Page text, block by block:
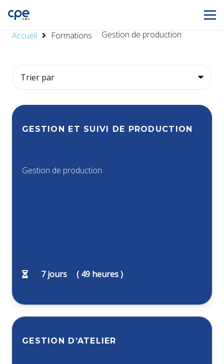
Accueil Formations Gestion de production
GESTION ET SUIVI DE PRODUCTION
Gestion de production
7jours ( 49heures )
GESTION D’ATELIER